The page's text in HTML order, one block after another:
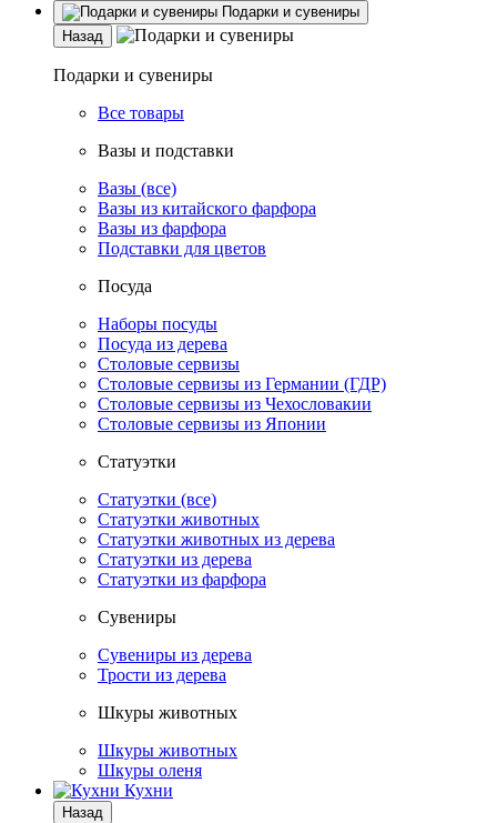
Подарки и сувениры
Назад
Подарки и сувениры
Все товары
Вазы и подставки
Вазы (все)
Вазы из китайского фарфора
Вазы из фарфора
Подставки для цветов
Посуда
Наборы посуды
Посуда из дерева
Столовые сервизы
Столовые сервизы из Германии (ГДР)
Столовые сервизы из Чехословакии
Столовые сервизы из Японии
Статуэтки
Статуэтки (все)
Статуэтки животных
Статуэтки животных из дерева
Статуэтки из дерева
Статуэтки из фарфора
Сувениры
Сувениры из дерева
Трости из дерева
Шкуры животных
Шкуры животных
Шкуры оленя
Кухни
Назад